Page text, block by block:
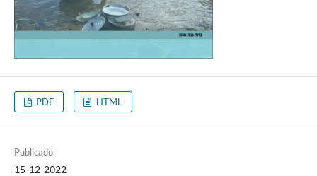
PDF HTML
Publicado
15-12-2022